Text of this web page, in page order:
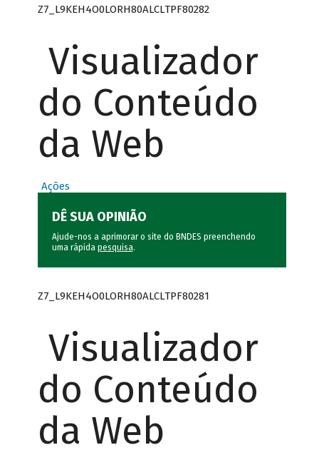
Z7_L9KEH4O0LORH80ALCLTPF80282
Visualizador
do Conteúdo
da Web
Ações
DÊ SUA OPINIÃO
Ajude-nos a aprimorar o site do BNDES preenchendo
uma rápida pesquisa.
Z7_L9KEH4O0LORH80ALCLTPF80281
Visualizador
do Conteúdo
da Web